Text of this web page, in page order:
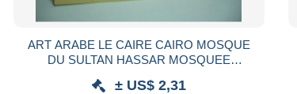
ART ARABE LE CAIRE CAIRO MOSQUE
DU SULTAN HASSAR MOSQUEE
± US$ 2,31